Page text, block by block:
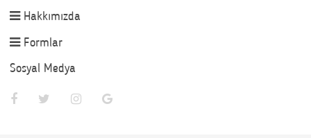
Hakkımızda
Formlar
Sosyal Medya